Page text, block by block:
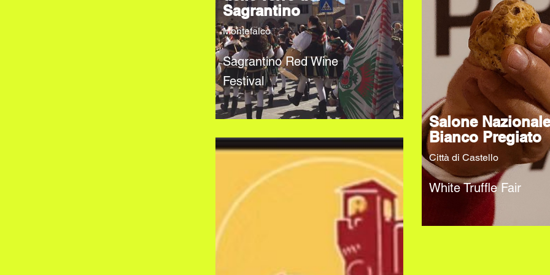
Sagrantino
Montefalco
Sagrantino Red Wine
Festival
Salone Nazionale
Bianco Pregiato
Città di Castello
White Truffle Fair